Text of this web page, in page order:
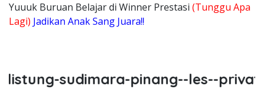
Yuuuk Buruan Belajar di Winner Prestasi (Tunggu Apa
Lagi) Jadikan Anak Sang Juara!!
sudimara-pinang--les--privat--